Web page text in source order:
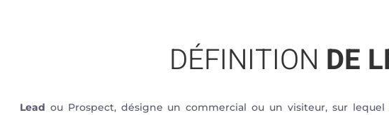
DÉFINITION DE
Lead ou Prospect, désigne un commercial ou un visiteur, sur